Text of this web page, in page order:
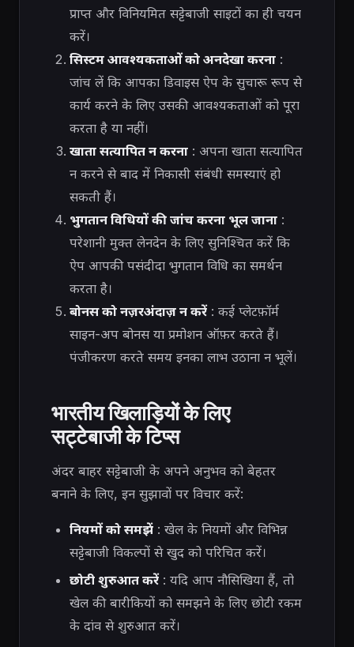
प्राप्त और विनियमित सट्टेबाजी साइटों का ही चयन
करें।
सिस्टम आवश्यकताओं को अनदेखा करना:
जांच लें कि आपका डिवाइस ऐप के सुचारू रूप से
कार्य करने के लिए उसकी आवश्यकताओं को पूरा
करता है या नहीं।
खाता सत्यापित न करना: अपना खाता सत्यापित
न करने से बाद में निकासी संबंधी समस्याएं हो
सकती हैं।
भुगतान विधियों की जांच करना भूल जाना:
परेशानी मुक्त लेनदेन के लिए सुनिश्चित करें कि
ऐप आपकी पसंदीदा भुगतान विधि का समर्थन
करता है।
बोनस को नज़रअंदाज़ न करें: कई प्लेटफ़ॉर्म
साइन-अप बोनस या प्रमोशन ऑफ़र करते हैं।
पंजीकरण करते समय इनका लाभ उठाना न भूलें।
भारतीय खिलाड़ियों के लिए
सट्टेबाजी के टिप्स
अंदर बाहर सट्टेबाजी के अपने अनुभव को बेहतर
बनाने के लिए, इन सुझावों पर विचार करें:
नियमों को समझें: खेल के नियमों और विभिन्न
सट्टेबाजी विकल्पों से खुद को परिचित करें।
छोटी शुरुआत करें: यदि आप नौसिखिया हैं, तो
खेल की बारीकियों को समझने के लिए छोटी रकम
के दांव से शुरुआत करें।